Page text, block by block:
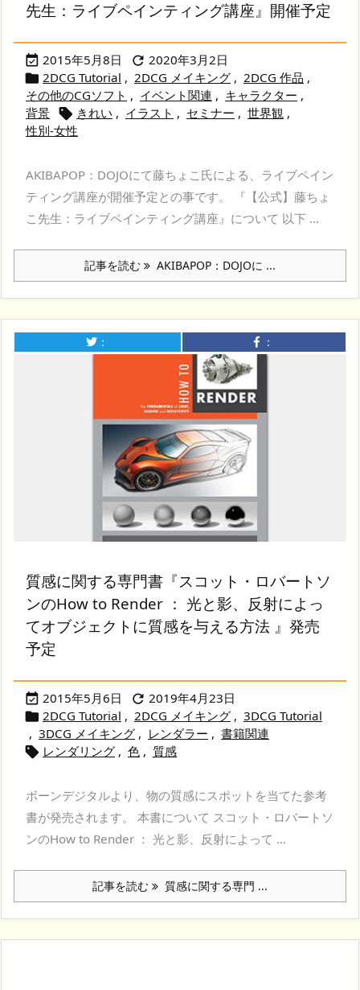
先生：ライブペインティング講座』開催予定
 2015年5月8日  2020年3月2日
 2DCG Tutorial , 2DCG メイキング , 2DCG 作品 ,
その他のCGソフト , イベント関連 , キャラクター ,
背景  きれい , イラスト , セミナー , 世界観 ,
性別-女性
AKIBAPOP：DOJOにて藤ちょこ氏による、ライブペイン
ティング講座が開催予定との事です。 『【公式】藤ちょ
こ先生：ライブペインティング講座』について 以下 ...
記事を読む AKIBAPOP：DOJOに ...
： ：
質感に関する専門書『スコット・ロバートソ
ンのHow to Render ： 光と影、反射によっ
てオブジェクトに質感を与える方法 』発売
予定
 2015年5月6日  2019年4月23日
 2DCG Tutorial , 2DCG メイキング , 3DCG Tutorial
, 3DCG メイキング , レンダラー , 書籍関連
 レンダリング , 色 , 質感
ボーンデジタルより、物の質感にスポットを当てた参考
書が発売されます。 本書について スコット・ロバートソ
ンのHow to Render ： 光と影、反射によって ...
記事を読む 質感に関する専門 ...